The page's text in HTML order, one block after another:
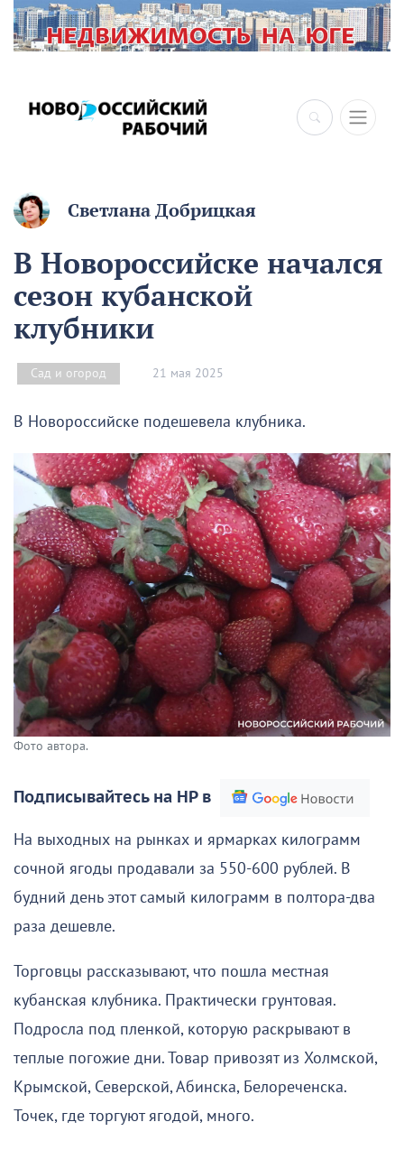
×
Светлана Добрицкая
В Новороссийске начался
сезон кубанской
клубники
Сад и огород 21 мая 2025
В Новороссийске подешевела клубника.
Фото автора.
Подписывайтесь на НР в
На выходных на рынках и ярмарках килограмм
сочной ягоды продавали за 550-600 рублей. В
будний день этот самый килограмм в полтора-два
раза дешевле.
Торговцы рассказывают, что пошла местная
кубанская клубника. Практически грунтовая.
Подросла под пленкой, которую раскрывают в
теплые погожие дни. Товар привозят из Холмской,
Крымской, Северской, Абинска, Белореченска.
Точек, где торгуют ягодой, много.